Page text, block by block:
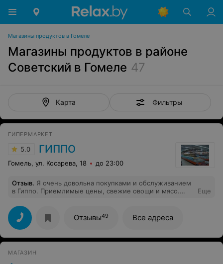
Магазины продуктов в Гомеле
Магазины продуктов в районе
Советский в Гомеле 47
Карта Фильтры
ГИПЕРМАРКЕТ
5.0 ГИППО
Гомель, ул. Косарева, 18 до 23:00
Отзыв. Я очень довольна покупками и обслуживанием
в Гиппо. Приемлимые цены, свежие овощи и мясо.
Еще
Отзывы49 Все адреса
МАГАЗИН